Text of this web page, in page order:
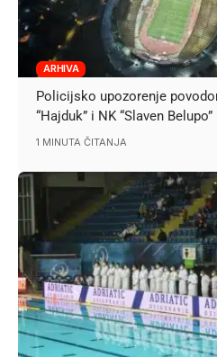
ARHIVA
Policijsko upozorenje
“Hajduk” i NK “Slaven Belupo”
1 MINUTA ČITANJA